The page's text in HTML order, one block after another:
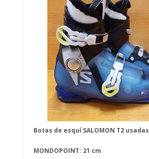
Botas de esquí SALOMON T2 usadas
MONDOPOINT: 21 cm